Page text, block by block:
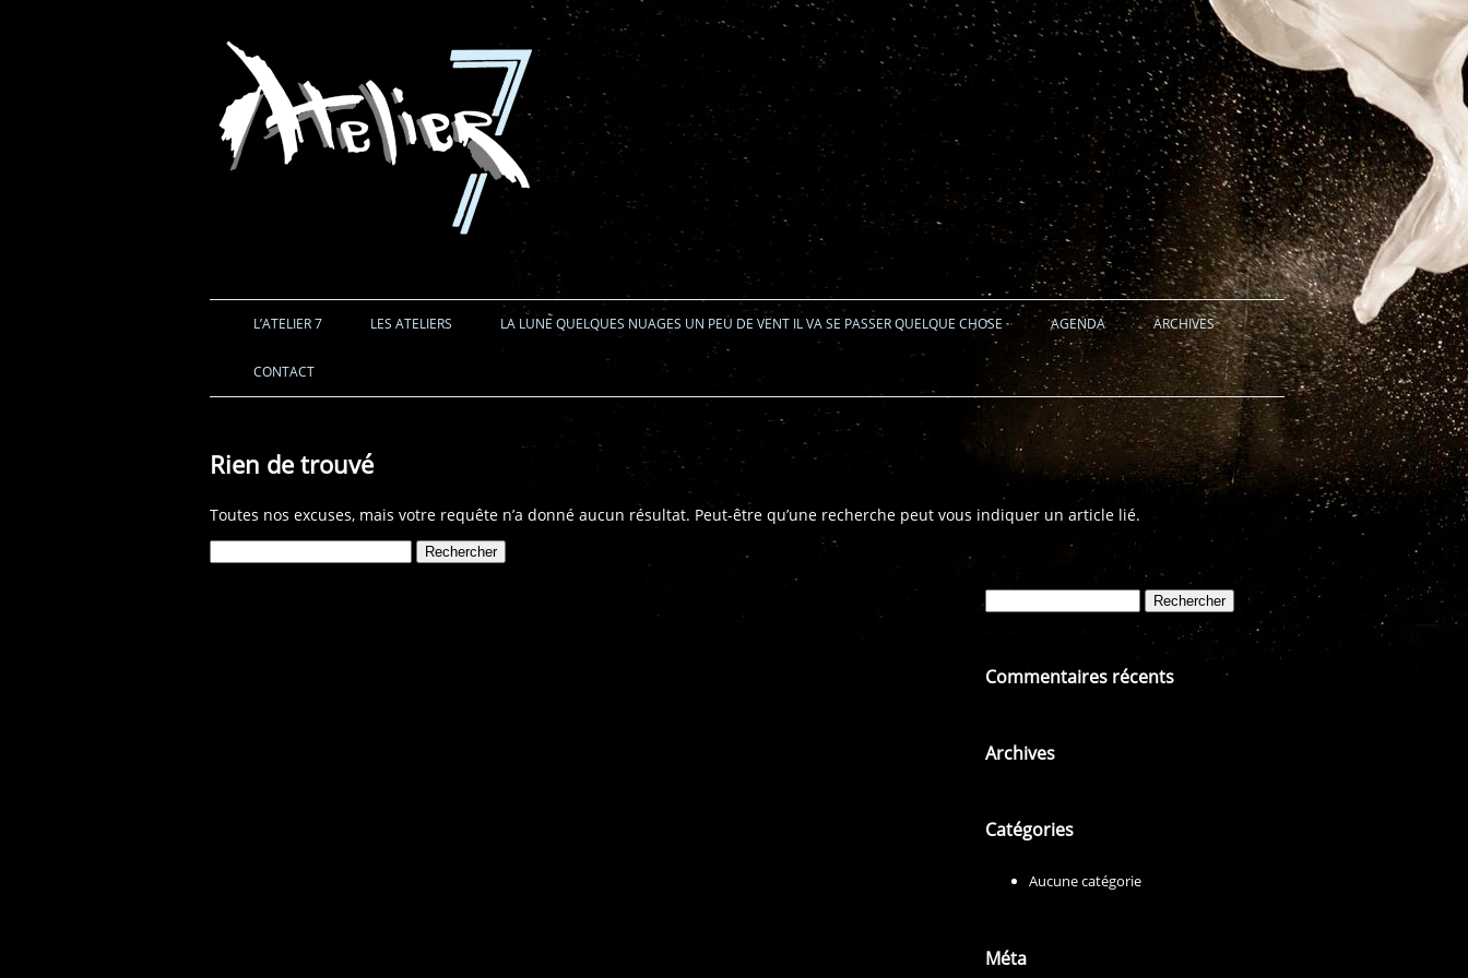
Aller au contenu
L’ATELIER 7 LES ATELIERS LA LUNE QUELQUES NUAGES UN PEU DE VENT IL VA SE PASSER QUELQUE CHOSE AGENDA ARCHIVES
CONTACT
Rien de trouvé
Toutes nos excuses, mais votre requête n’a donné aucun résultat. Peut-être qu’une recherche peut vous indiquer un article lié.
Commentaires récents
Archives
Catégories
Aucune catégorie
Méta